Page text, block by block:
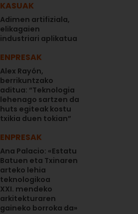
KASUAK
Adimen artifiziala,
elikagaien
industriari aplikatua
ENPRESAK
Alex Rayón,
berrikuntzako
aditua: “Teknologia
lehenago sartzen da
huts egiteak kostu
txikia duen tokian”
ENPRESAK
Ana Palacio: «Estatu
Batuen eta Txinaren
arteko lehia
teknologikoa
XXI. mendeko
arkitekturaren
gaineko borroka da»